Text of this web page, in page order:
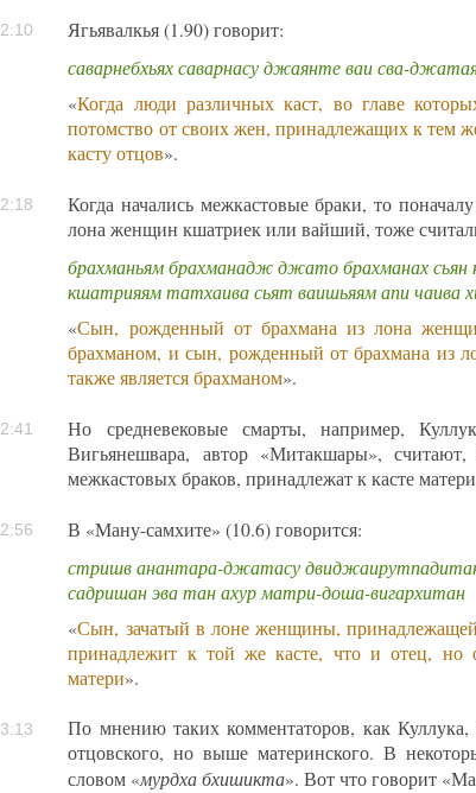
Ягьявалкья (1.90) говорит:
саварнебхьях саварнасу джаянте ваи сва-
«Когда люди различных каст, во главе
потомство от своих жен, принадлежащих к тем
касту отцов».
Когда начались межкастовые браки, то
лона женщин кшатриек или вайший, тоже
брахманьям брахманадж джато брахманах сьян
кшатрияям татхаива сьят ваишьяям апи чаива
«Сын, рожденный от брахмана из лона
брахманом, и сын, рожденный от брахмана из
также является брахманом».
Но средневековые смарты, например,
Вигьянешвара, автор «Митакшары»,
межкастовых браков, принадлежат к касте
В «Ману-самхите» (10.6) говорится:
стришв анантара-джатасу
садришан эва тан ахур матри-доша-вигархитан
«Сын, зачатый в лоне женщины, принадлежащей
принадлежит к той же касте, что и отец, но
матери».
По мнению таких комментаторов, как
отцовского, но выше материнского. В
словом «мурдха бхишикта». Вот что говорит